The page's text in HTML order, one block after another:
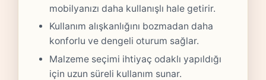
mobilyanızı daha kullanışlı hale getirir.
Kullanım alışkanlığını bozmadan daha
konforlu ve dengeli oturum sağlar.
Malzeme seçimi ihtiyaç odaklı yapıldığı
için uzun süreli kullanım sunar.